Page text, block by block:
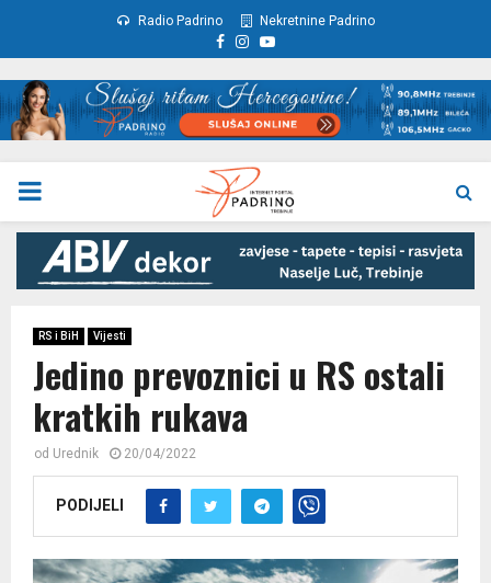
Radio Padrino Nekretnine Padrino
Facebook
Instagram
Youtube
PRIMARY
MENU
RS i BiH Vijesti
Jedino prevoznici u RS ostali
kratkih rukava
od Urednik 20/04/2022
PODIJELI